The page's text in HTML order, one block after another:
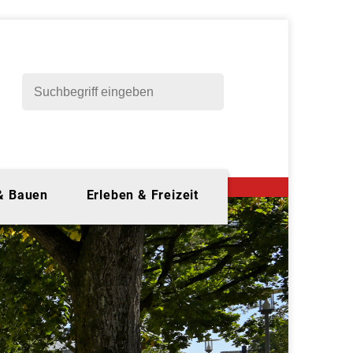
Bauen Erleben & Freizeit